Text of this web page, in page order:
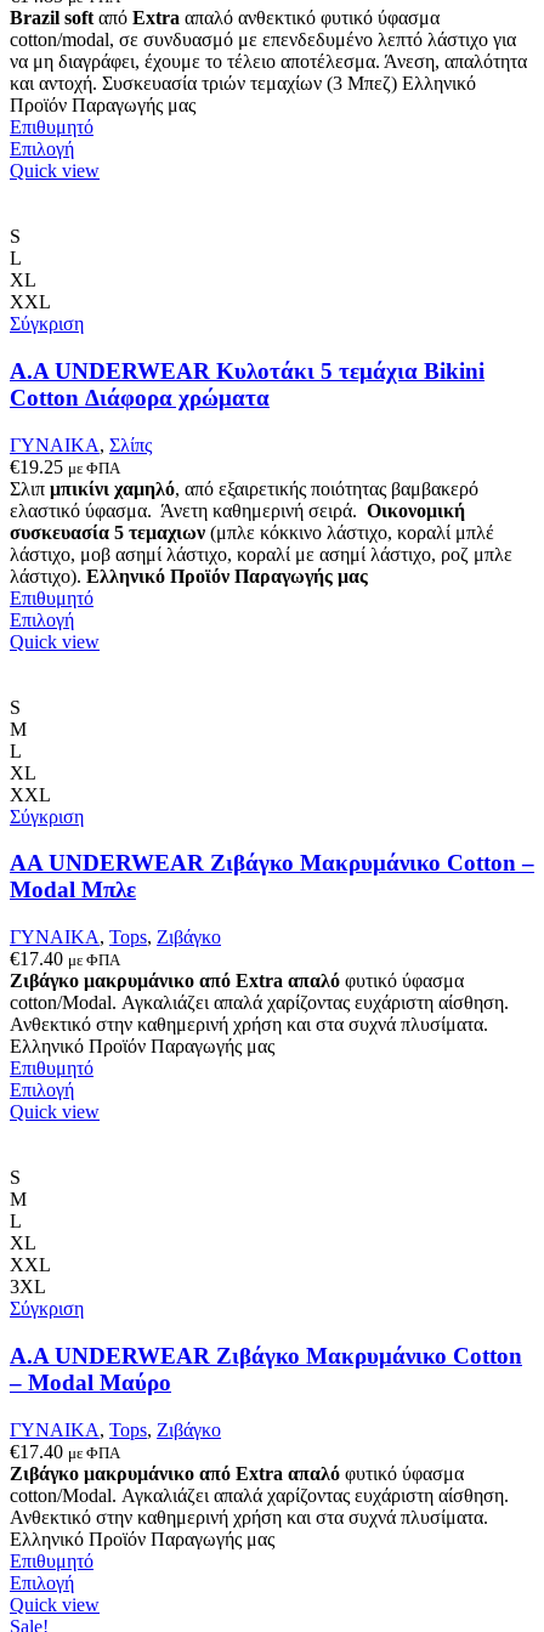
Brazil soft από Extra απαλό ανθεκτικό φυτικό ύφασμα
cotton/modal, σε συνδυασμό με επενδεδυμένο λεπτό λάστιχο για
να μη διαγράφει, έχουμε το τέλειο αποτέλεσμα. Άνεση, απαλότητα
και αντοχή. Συσκευασία τριών τεμαχίων (3 Μπεζ) Ελληνικό
Προϊόν Παραγωγής μας
Επιθυμητό
ΕπιλογήΑυτό
το
μπορούν
επιλεγούν
στη
σελίδα
προϊόντος
Quick view
S
L
XL
XXL
Σύγκριση
A.A UNDERWEAR Κυλοτάκι 5 τεμάχια Bikini
Cotton Διάφορα χρώματα
ΓΥΝΑΙΚΑ, Σλίπς
€19.25 με ΦΠΑ
Σλιπ μπικίνι χαμηλό, από εξαιρετικής ποιότητας βαμβακερό
ελαστικό ύφασμα. Άνετη καθημερινή σειρά. Οικονομική
συσκευασία 5 τεμαχιων (μπλε κόκκινο λάστιχο, κοραλί μπλέ
λάστιχο, μοβ ασημί λάστιχο, κοραλί με ασημί λάστιχο, ροζ μπλε
λάστιχο). Ελληνικό Προϊόν Παραγωγής μας
Επιθυμητό
ΕπιλογήΑυτό
το
να
στη
σελίδα
του
Quick view
S
M
L
XL
XXL
Σύγκριση
AA UNDERWEAR Ζιβάγκο Μακρυμάνικο Cotton –
Modal Μπλε
ΓΥΝΑΙΚΑ, Tops, Ζιβάγκο
€17.40 με ΦΠΑ
Ζιβάγκο μακρυμάνικο από Extra απαλό φυτικό ύφασμα
cotton/Modal. Αγκαλιάζει απαλά χαρίζοντας ευχάριστη αίσθηση.
Ανθεκτικό στην καθημερινή χρήση και στα συχνά πλυσίματα.
Ελληνικό Προϊόν Παραγωγής μας
Επιθυμητό
ΕπιλογήΑυτό
το
επιλεγούν
σελίδα
του
προϊόντος
Quick view
S
M
L
XL
XXL
3XL
Σύγκριση
Α.A UNDERWEAR Ζιβάγκο Μακρυμάνικο Cotton
– Modal Μαύρο
ΓΥΝΑΙΚΑ, Tops, Ζιβάγκο
€17.40 με ΦΠΑ
Ζιβάγκο μακρυμάνικο από Extra απαλό φυτικό ύφασμα
cotton/Modal. Αγκαλιάζει απαλά χαρίζοντας ευχάριστη αίσθηση.
Ανθεκτικό στην καθημερινή χρήση και στα συχνά πλυσίματα.
Ελληνικό Προϊόν Παραγωγής μας
Επιθυμητό
ΕπιλογήΑυτό
το
Quick view
Sale!